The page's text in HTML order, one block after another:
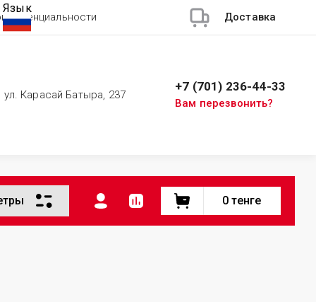
Доставка
ул. Карасай Батыра, 237
+7 (701) 236-44-33
Вам перезвонить?
0 тенге
Язык